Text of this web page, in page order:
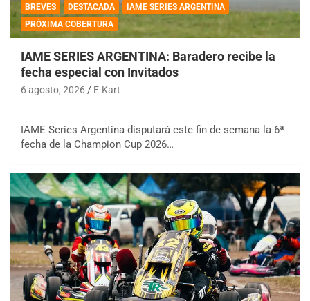
BREVES DESTACADA
IAME SERIES ARGENTINA
PRÓXIMA COBERTURA
IAME SERIES ARGENTINA: Baradero recibe la
fecha especial con Invitados
6 agosto, 2026 E-Kart
IAME Series Argentina disputará este fin de semana la 6ª
fecha de la Champion Cup 2026…